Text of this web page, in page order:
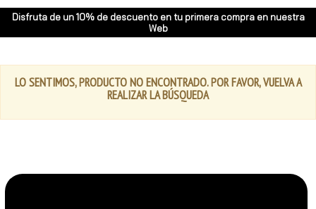
Disfruta de un 10% de descuento en tu primera compra en nuestra
Web
LO SENTIMOS, PRODUCTO NO ENCONTRADO. POR FAVOR, VUELVA A
REALIZAR LA BÚSQUEDA